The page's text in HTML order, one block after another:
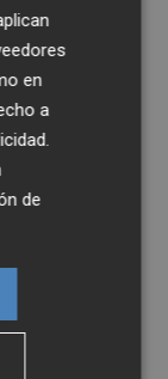
abre este
en
a
.
de